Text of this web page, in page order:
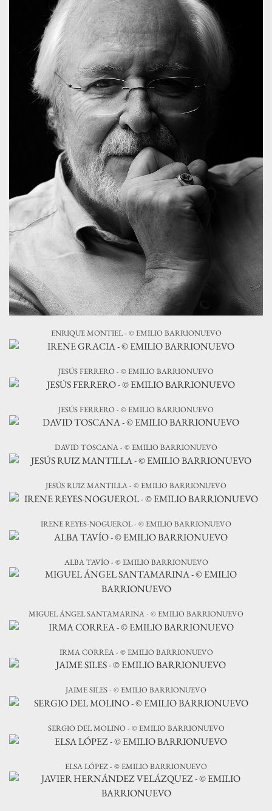
ENRIQUE MONTIEL - © EMILIO BARRIONUEVO
JESÚS FERRERO - © EMILIO BARRIONUEVO
JESÚS FERRERO - © EMILIO BARRIONUEVO
DAVID TOSCANA - © EMILIO BARRIONUEVO
JESÚS RUIZ MANTILLA - © EMILIO BARRIONUEVO
IRENE REYES-NOGUEROL - © EMILIO BARRIONUEVO
ALBA TAVÍO - © EMILIO BARRIONUEVO
MIGUEL ÁNGEL SANTAMARINA - © EMILIO BARRIONUEVO
IRMA CORREA - © EMILIO BARRIONUEVO
JAIME SILES - © EMILIO BARRIONUEVO
SERGIO DEL MOLINO - © EMILIO BARRIONUEVO
ELSA LÓPEZ - © EMILIO BARRIONUEVO